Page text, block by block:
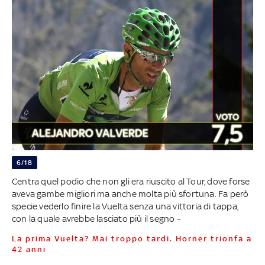
6/18
Centra quel podio che non gli era riuscito al Tour, dove forse
aveva gambe migliori ma anche molta più sfortuna. Fa però
specie vederlo finire la Vuelta senza una vittoria di tappa,
con la quale avrebbe lasciato più il segno –
La prima Vuelta? Mai troppo tardi. Horner trionfa a
42 anni